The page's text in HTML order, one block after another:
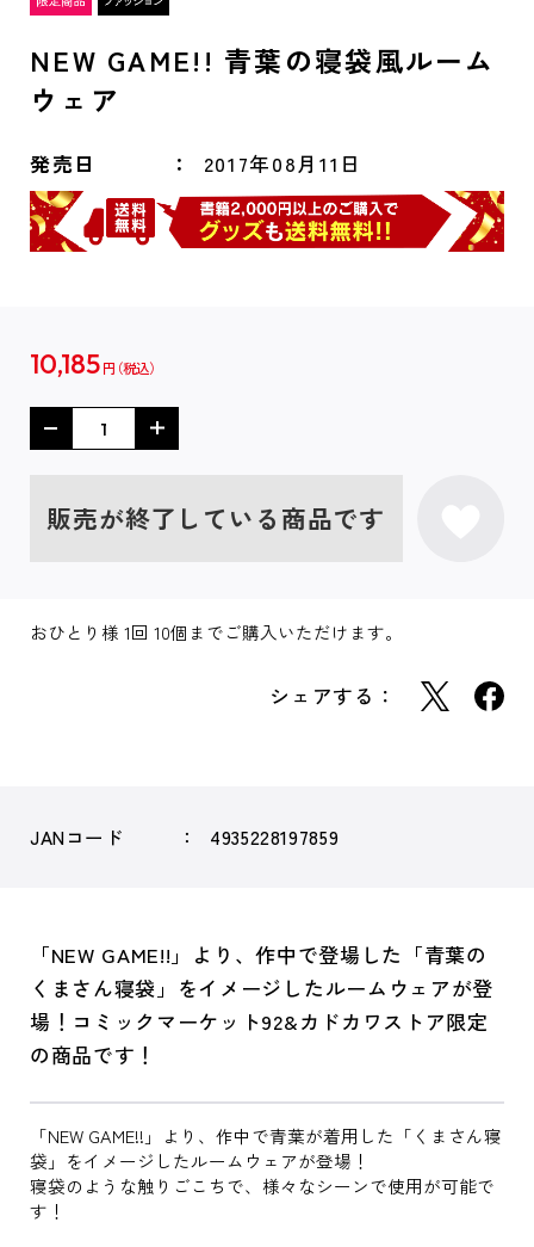
NEW GAME!! 青葉の寝袋風ルーム
ウェア
発売日 2017年08月11日
10,185 円
販売が終了している商品です
おひとり様 1回 10個までご購入いただけます。
シェアする：
JANコード 4935228197859
「NEW GAME!!」より、作中で登場した「青葉の
くまさん寝袋」をイメージしたルームウェアが登
場！コミックマーケット92&カドカワストア限定
の商品です！
「NEW GAME!!」より、作中で青葉が着用した「くまさん寝
袋」をイメージしたルームウェアが登場！
寝袋のような触りごこちで、様々なシーンで使用が可能で
す！